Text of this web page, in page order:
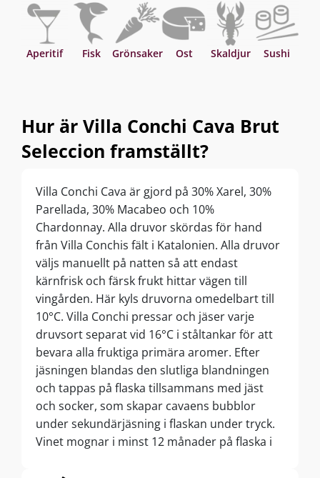
Aperitif Fisk Grönsaker Ost Skaldjur Sushi
Hur är Villa Conchi Cava Brut
Seleccion framställt?
Villa Conchi Cava är gjord på 30% Xarel, 30%
Parellada, 30% Macabeo och 10%
Chardonnay. Alla druvor skördas för hand
från Villa Conchis fält i Katalonien. Alla druvor
väljs manuellt på natten så att endast
kärnfrisk och färsk frukt hittar vägen till
vingården. Här kyls druvorna omedelbart till
10°C. Villa Conchi pressar och jäser varje
druvsort separat vid 16°C i ståltankar för att
bevara alla fruktiga primära aromer. Efter
jäsningen blandas den slutliga blandningen
och tappas på flaska tillsammans med jäst
och socker, som skapar cavaens bubblor
under sekundärjäsning i flaskan under tryck.
Vinet mognar i minst 12 månader på flaska i